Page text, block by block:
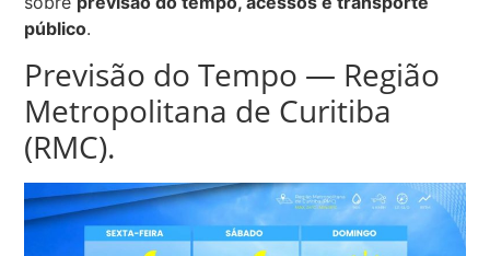
público.
Previsão do Tempo — Região
Metropolitana de Curitiba
(RMC).